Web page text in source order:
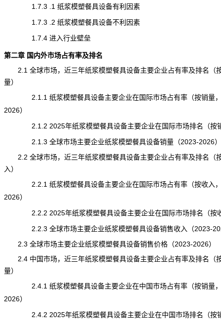
1.7.3 .1 纸浆模塑餐具设备有利因素
1.7.3 .2 纸浆模塑餐具设备不利因素
1.7.4 进入行业壁垒
第二章 国内外市场占有率及排名
2.1 全球市场，近三年纸浆模塑餐具设备主要企业占有率及排名（
量）
2.1.1 纸浆模塑餐具设备主要企业在国际市场占有率（按销量
2026）
2.1.2 2025年纸浆模塑餐具设备主要企业在国际市场排名（按
2.1.3 全球市场主要企业纸浆模塑餐具设备销量（2023-2026）
2.2 全球市场，近三年纸浆模塑餐具设备主要企业占有率及排名（
入）
2.2.1 纸浆模塑餐具设备主要企业在国际市场占有率（按收入
2026）
2.2.2 2025年纸浆模塑餐具设备主要企业在国际市场排名（按
2.2.3 全球市场主要企业纸浆模塑餐具设备销售收入（2023-
2.3 全球市场主要企业纸浆模塑餐具设备销售价格（2023-2026）
2.4 中国市场，近三年纸浆模塑餐具设备主要企业占有率及排名（
量）
2.4.1 纸浆模塑餐具设备主要企业在中国市场占有率（按销量
2026）
2.4.2 2025年纸浆模塑餐具设备主要企业在中国市场排名（按